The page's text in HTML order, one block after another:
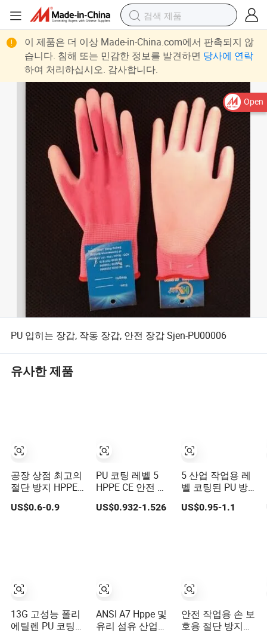
Open
이 제품은 더 이상 Made-in-China.com에서 판촉되지 않
습니다. 침해 또는 민감한 정보를 발견하면 당사에 연락
하여 처리하십시오. 감사합니다.
PU 입히는 장갑, 작동 장갑, 안전 장갑 Sjen-PU00006
유사한 제품
공장 상점 최고의
절단 방지 HPPE
PU 코팅된 절단
US$0.6-0.9
13G 고성능 폴리
에틸렌 PU 코팅
PU 코팅 레벨 5
HPPE CE 안전 작
US$0.932-1.526
ANSI A7 Hppe 및
유리 섬유 산업용
5 산업 작업용 레
벨 코팅된 PU 방
US$0.95-1.1
안전 작업용 손 보
호용 절단 방지